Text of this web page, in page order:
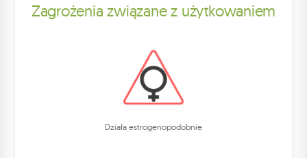
Zagrożenia związane z użytkowaniem
Działa estrogenopodobnie